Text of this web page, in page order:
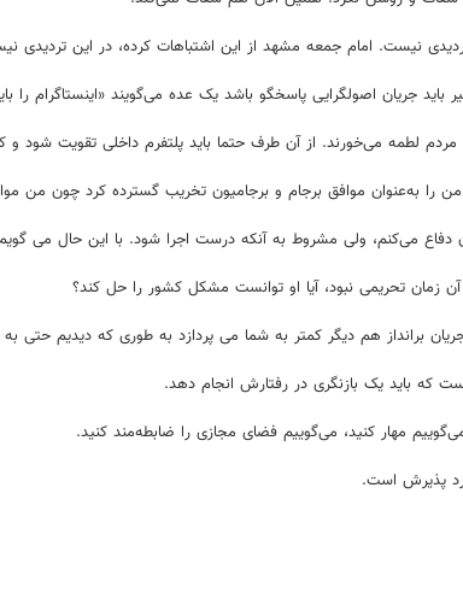
نیست. امام جمعه مشهد از این اشتباهات کرده، در این تردیدی
باید جریان اصولگرایی پاسخگو باشد یک عده می‌گویند
لطمه می‌خورند. از آن طرف حتما باید پلتفرم داخلی تقویت شود و
را به‌عنوان موافق برجام و برجامیون تخریب گسترده کرد چون من
می‌کنم، ولی مشروط به آنکه درست اجرا شود. با این حال می
برانداز هم دیگر کمتر به شما می پردازد به طوری که دیدیم حتی
که باید یک بازنگری در رفتارش انجام دهد.
مهار کنید، می‌گوییم فضای مجازی را ضابطه‌مند کنید.
پذیرش است.